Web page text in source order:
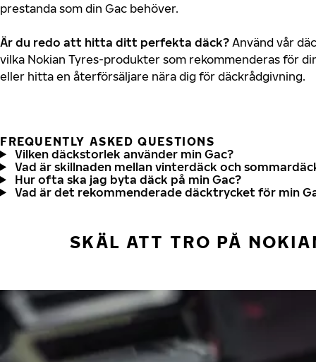
prestanda som din Gac behöver.
Är du redo att hitta ditt perfekta däck? Använd vår
vilka Nokian Tyres-produkter som rekommenderas för
eller hitta en återförsäljare nära dig för däckrådgivning.
FREQUENTLY ASKED QUESTIONS
Vilken däckstorlek använder min Gac?
Vad är skillnaden mellan vinterdäck och
Hur ofta ska jag byta däck på min Gac?
Vad är det rekommenderade däcktrycket för min
SKÄL ATT TRO PÅ